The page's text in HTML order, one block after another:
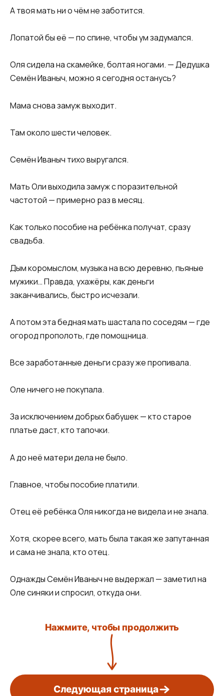
А твоя мать ни о чём не заботится.
Лопатой бы её — по спине, чтобы ум задумался.
Оля сидела на скамейке, болтая ногами. — Дедушка
Семён Иваныч, можно я сегодня останусь?
Мама снова замуж выходит.
Там около шести человек.
Семён Иваныч тихо выругался.
Мать Оли выходила замуж с поразительной
частотой — примерно раз в месяц.
Как только пособие на ребёнка получат, сразу
свадьба.
Дым коромыслом, музыка на всю деревню, пьяные
мужики… Правда, ухажёры, как деньги
заканчивались, быстро исчезали.
А потом эта бедная мать шастала по соседям — где
огород прополоть, где помощница.
Все заработанные деньги сразу же пропивала.
Оле ничего не покупала.
За исключением добрых бабушек — кто старое
платье даст, кто тапочки.
А до неё матери дела не было.
Главное, чтобы пособие платили.
Отец её ребёнка Оля никогда не видела и не знала.
Хотя, скорее всего, мать была такая же запутанная
и сама не знала, кто отец.
Однажды Семён Иваныч не выдержал — заметил на
Оле синяки и спросил, откуда они.
Нажмите, чтобы продолжить
Следующая страница